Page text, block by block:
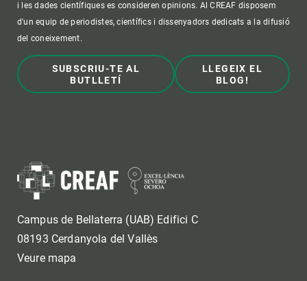
i les dades científiques es consideren opinions. Al CREAF disposem
d'un equip de periodistes, científics i dissenyadors dedicats a la difusió
del coneixement.
SUBSCRIU-TE AL
BUTLLETÍ
LLEGEIX EL
BLOG!
Campus de Bellaterra (UAB) Edifici C
08193 Cerdanyola del Vallès
Veure mapa